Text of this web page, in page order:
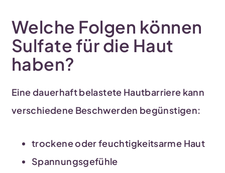
Welche Folgen können
Sulfate für die Haut
haben?
Eine dauerhaft belastete Hautbarriere kann
verschiedene Beschwerden begünstigen:
trockene oder feuchtigkeitsarme Haut
Spannungsgefühle